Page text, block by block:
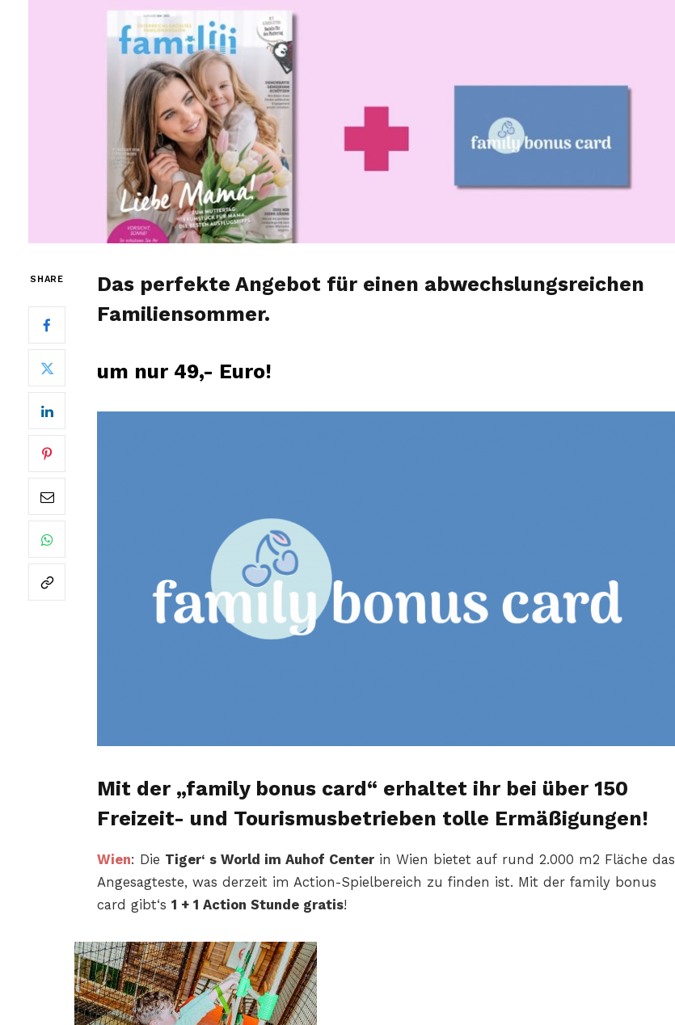
SHARE
Das perfekte Angebot für einen abwechslungsreichen
Familiensommer.
um nur 49,- Euro!
Mit der „family bonus card“ erhaltet ihr bei über 150
Freizeit- und Tourismusbetrieben tolle Ermäßigungen!
Wien: Die Tiger‘ s World im Auhof Centerin Wien bietet auf rund 2.000 m2 Fläche das
Angesagteste, was derzeit im Action-Spielbereich zu finden ist. Mit der family bonus
card gibt‘s 1 + 1 Action Stunde gratis!